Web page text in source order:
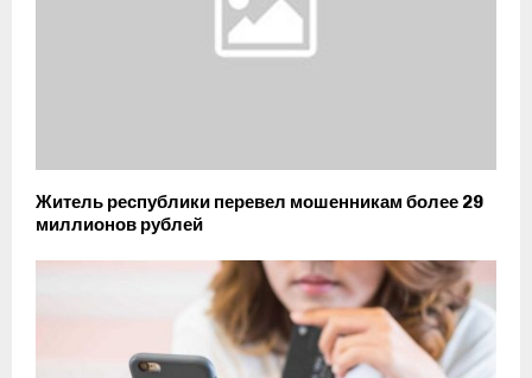
Житель республики перевел мошенникам более 29
миллионов рублей